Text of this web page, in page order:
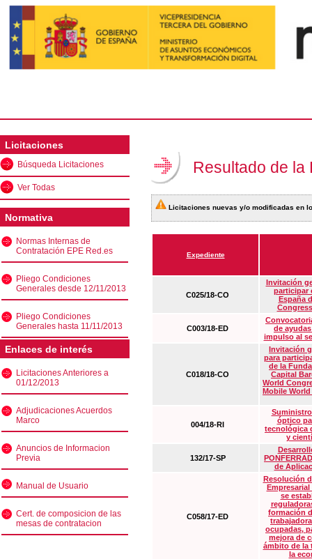
Licitaciones
Búsqueda Licitaciones
Ver Todas
Normativa
Normas Internas de
Contratación EPE Red.es
Pliego Condiciones
Generales desde 12/11/2013
Pliego Condiciones
Generales hasta 11/11/2013
Enlaces de interés
Licitaciones Anteriores a
01/12/2013
Adjudicaciones Acuerdos
Marco
Anuncios de Informacion
Previa
Manual de Usuario
Cert. de composicion de las
mesas de contratacion
Resultado de la
Licitaciones nuevas y/o modificadas en
Expediente
C025/18-CO
Invitación
participar
España
C003/18-ED
de
impulso al
C018/18-CO
Invitación
para
de la
Capital
World
Mobile
004/18-RI
óptico
tecnológica
y
132/17-SP
de
C058/17-ED
Resolución
Empresarial
se
formación
ocupadas,
mejora de
ámbito de la
la